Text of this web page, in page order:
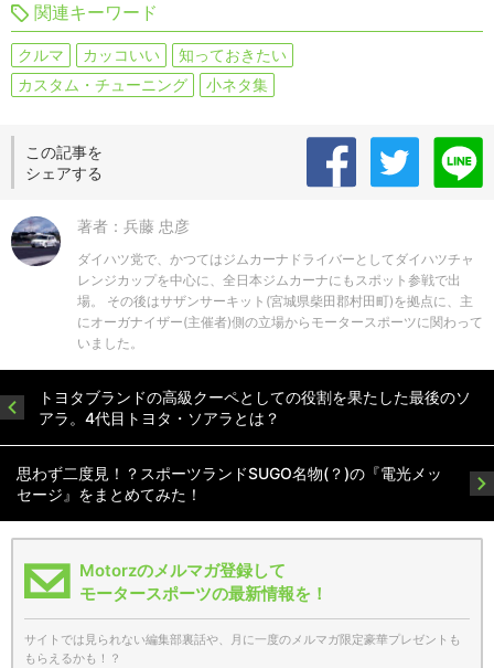
関連キーワード
クルマ カッコいい
知っておきたい
カスタム・チューニング
小ネタ集
この記事を
シェアする
著者：兵藤 忠彦
ダイハツ党で、かつてはジムカーナドライバーとしてダイハツチャ
レンジカップを中心に、全日本ジムカーナにもスポット参戦で出
場。 その後はサザンサーキット(宮城県柴田郡村田町)を拠点に、主
にオーガナイザー(主催者)側の立場からモータースポーツに関わって
いました。
トヨタブランドの高級クーペとしての役割を果たした最後のソ
アラ。4代目トヨタ・ソアラとは？
思わず二度見！？スポーツランドSUGO名物(？)の『電光メッ
セージ』をまとめてみた！
Motorzのメルマガ登録して
モータースポーツの最新情報を！
サイトでは見られない編集部裏話や、月に一度のメルマガ限定豪華プレゼントも
もらえるかも！？